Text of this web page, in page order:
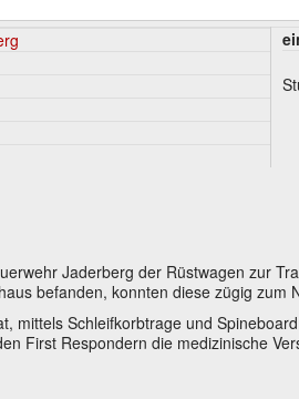
Jaderberg der Rüstwagen zur
befanden, konnten diese zügig zum
mittels Schleifkorbtrage und
First Respondern die medizinische